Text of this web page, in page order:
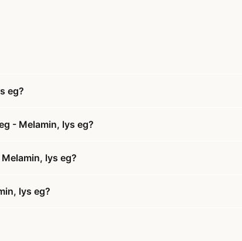
eg?
- Melamin, lys eg?
lys eg?
lys eg?